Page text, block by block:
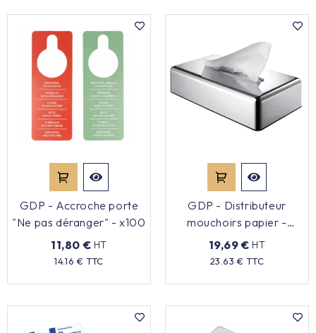
Produit d'accueil
Hygiène mains 
Alimentaire & jetable
PROMOTION
GDP - Accroche porte
"Ne pas déranger" - x100
11,80 € HT
14.16 € TTC
Prix
GDP - Distributeur
mouchoirs papier -
Chromé
19,69 € HT
23.63 € TTC
Prix